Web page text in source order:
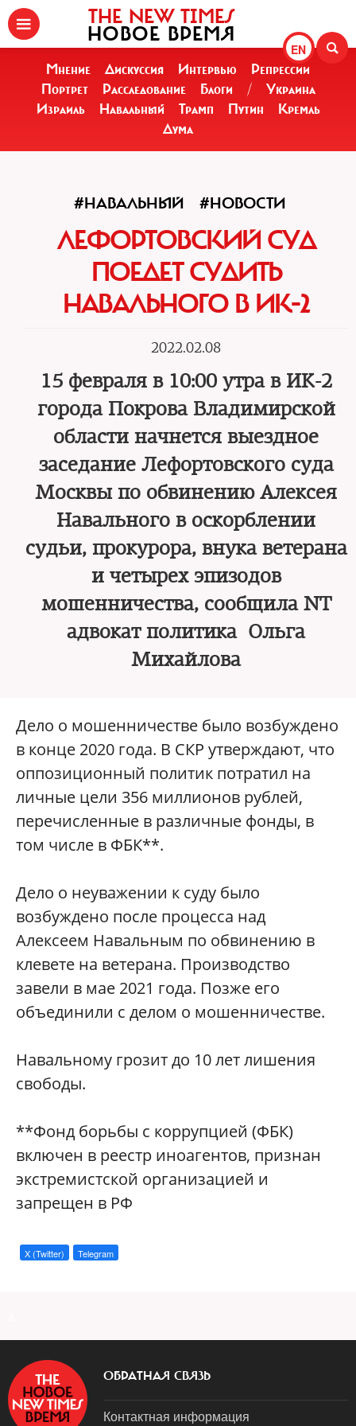
EN
THE NEW TIMES
НОВОЕ ВРЕМЯ
Мнение Дискуссия Интервью
Репрессии
Портрет
Расследование Блоги /
Украина
Израиль
Навальный Трамп Путин
Кремль
Дума
#НАВАЛЬНЫЙ #НОВОСТИ
ЛЕФОРТОВСКИЙ СУД
ПОЕДЕТ СУДИТЬ
НАВАЛЬНОГО В ИК-2
2022.02.08
15 февраля в 10:00 утра в ИК-2
города Покрова Владимирской
области начнется выездное
заседание Лефортовского суда
Москвы по обвинению Алексея
Навального в оскорблении
судьи, прокурора, внука ветерана
и четырех эпизодов
мошенничества, сообщила NT
адвокат политика Ольга
Михайлова
Дело о мошенничестве было возбуждено
в конце 2020 года. В СКР утверждают, что
оппозиционный политик потратил на
личные цели 356 миллионов рублей,
перечисленные в различные фонды, в
том числе в ФБК**.
Дело о неуважении к суду было
возбуждено после процесса над
Алексеем Навальным по обвинению в
клевете на ветерана. Производство
завели в мае 2021 года. Позже его
объединили с делом о мошенничестве.
Навальному грозит до 10 лет лишения
свободы.
**Фонд борьбы с коррупцией (ФБК)
включен в реестр иноагентов, признан
экстремистской организацией и
запрещен в РФ
X (Twitter) Telegram
ОБРАТНАЯ СВЯЗЬ
Контактная информация